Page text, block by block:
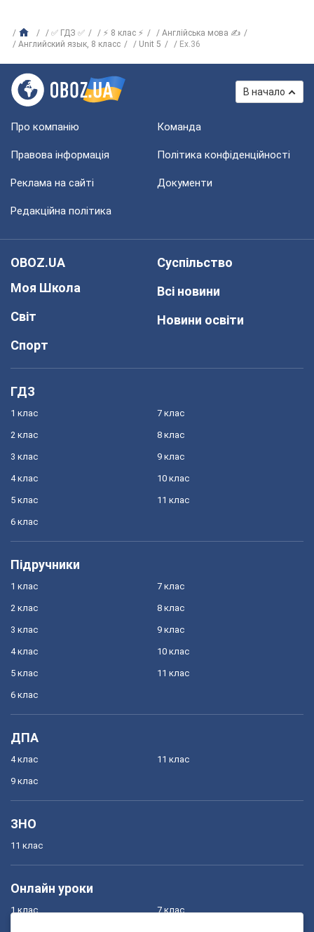
✅ ГДЗ ✅ ⚡ 8 клас ⚡
Англійська мова ✍
Английский язык, 8 класс
Unit 5 Ех.36
В начало
Про компанію Команда
Правова інформація Політика конфіденційності
Реклама на сайті Документи
Редакційна політика
OBOZ.UA
Моя Школа
Світ
Спорт
Суспільство
Всі новини
Новини освіти
ГДЗ
1 клас
2 клас
3 клас
4 клас
5 клас
6 клас
7 клас
8 клас
9 клас
10 клас
11 клас
Підручники
1 клас
2 клас
3 клас
4 клас
5 клас
6 клас
7 клас
8 клас
9 клас
10 клас
11 клас
ДПА
4 клас
9 клас
11 клас
ЗНО
11 клас
Онлайн уроки
1 клас 7 клас